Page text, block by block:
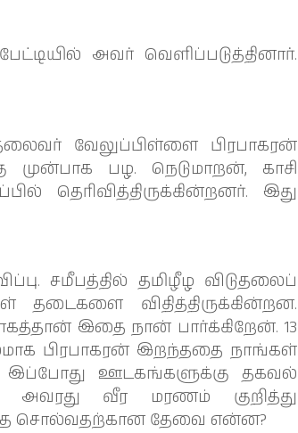
அவர் வெளிப்படுத்தினார்.
வேலுப்பிள்ளை பிரபாகரன்
முன்பாக பழ. நெடுமாறன், காசி
தெரிவித்திருக்கின்றனர். இது
சமீபத்தில் தமிழீழ விடுதலைப்
தடைகளை விதித்திருக்கின்றன.
இதை நான் பார்க்கிறேன். 13
பிரபாகரன் இறந்ததை நாங்கள்
இப்போது ஊடகங்களுக்கு தகவல்
அவரது வீர மரணம் குறித்து
சொல்வதற்கான தேவை என்ன?